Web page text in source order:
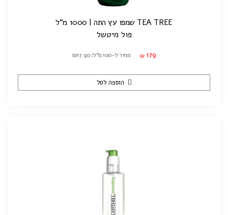
TEA TREE שמפו עץ התה | 1000 מ"ל
פול מיטשל
₪ 179 מחיר ל-100 מ"ל: ₪17.90
הוספה לסל